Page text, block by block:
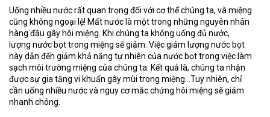
Uống nhiều nước rất quan trọng đối với cơ thể chúng ta, và miệng
cũng không ngoại lệ! Mất nước là một trong những nguyên nhân
hàng đầu gây hôi miệng. Khi chúng ta không uống đủ nước,
lượng nước bọt trong miệng sẽ giảm. Việc giảm lượng nước bọt
này dẫn đến giảm khả năng tự nhiên của nước bọt trong việc làm
sạch môi trường miệng của chúng ta. Kết quả là, chúng ta nhận
được sự gia tăng vi khuẩn gây mùi trong miệng…Tuy nhiên, chỉ
cần uống nhiều nước và nguy cơ mắc chứng hôi miệng sẽ giảm
nhanh chóng.